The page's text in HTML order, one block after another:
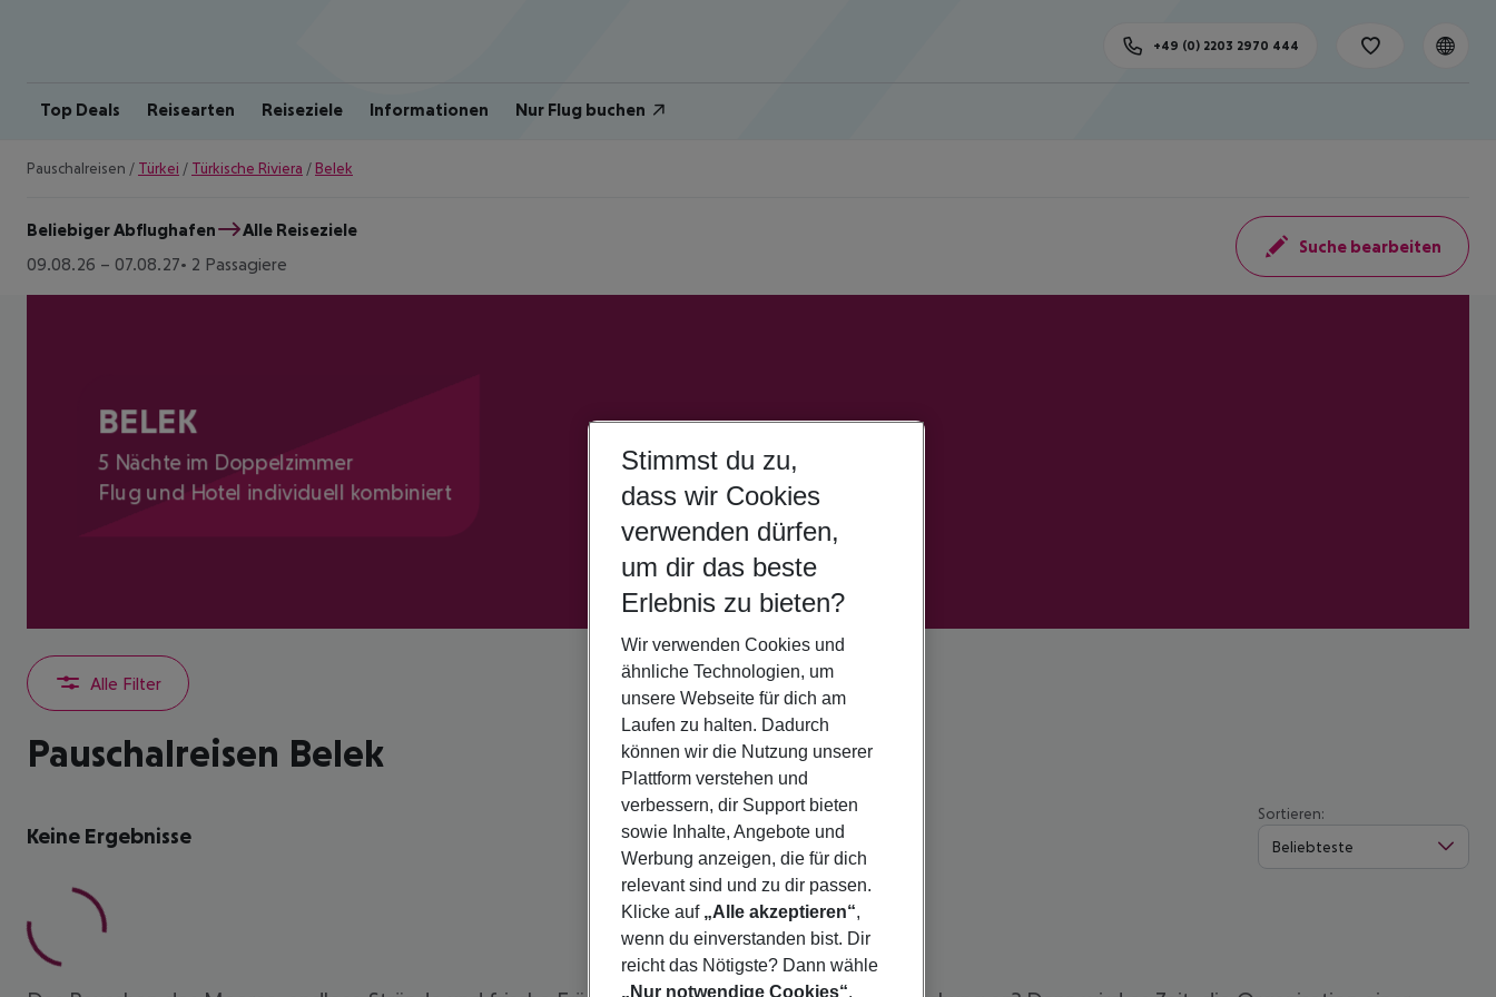
Top Deals Reisearten Reiseziele Informationen Nur Flug buchen
+49 (0) 2203 2970 444
Pauschalreisen / Türkei / Türkische Riviera / Belek
Beliebiger Abflughafen
Alle Reiseziele
09.08.26 – 07.08.27 2 Passagiere
Suche bearbeiten
BELEK
5 Nächte im Doppelzimmer
Flug und Hotel individuell kombiniert
Alle Filter
Pauschalreisen Belek
Keine Ergebnisse
Sortieren:
Beliebteste
Stimmst du zu,
dass wir Cookies
verwenden dürfen,
um dir das beste
Erlebnis zu bieten?
Wir verwenden Cookies und
ähnliche Technologien, um
unsere Webseite für dich am
Laufen zu halten. Dadurch
können wir die Nutzung unserer
Plattform verstehen und
verbessern, dir Support bieten
sowie Inhalte, Angebote und
Werbung anzeigen, die für dich
relevant sind und zu dir passen.
Klicke auf „Alle akzeptieren“,
wenn du einverstanden bist. Dir
reicht das Nötigste? Dann wähle
„Nur notwendige Cookies“.